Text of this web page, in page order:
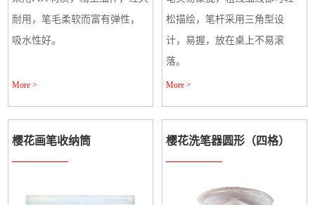
耐用，笔毛柔软而富有弹性，
吸水性好。
More >
松描绘，笔杆采用三角型设
计，易握，放在桌上不易滚
落。
More >
樱花画笔收纳筒 樱花洗笔器圆形（四格）